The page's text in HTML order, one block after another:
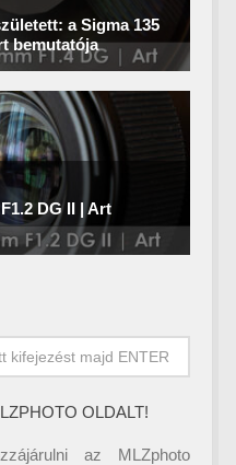
OLDALT!
az MLZphoto